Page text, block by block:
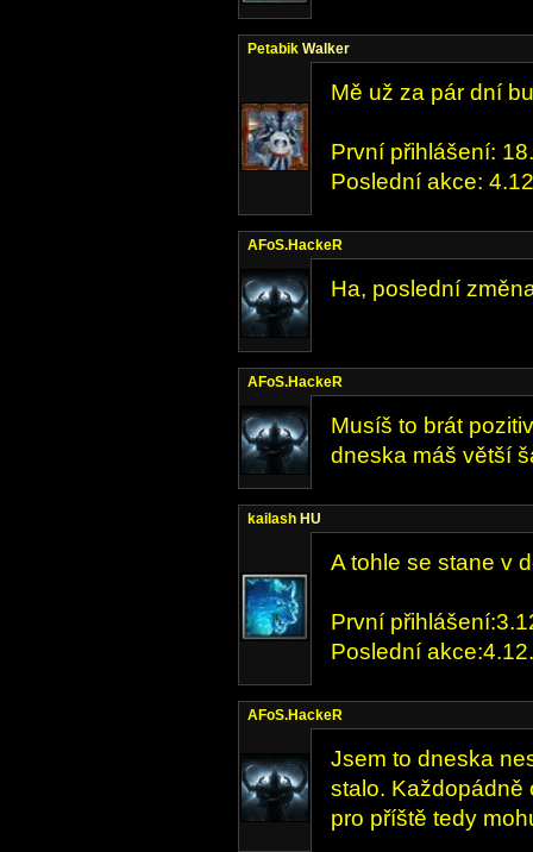
Petabik Walker
Mě už za pár dní
První přihlášení:
Poslední akce:
AFoS.HackeR
Ha, poslední
AFoS.HackeR
Musíš to brát
dneska máš větší
kailash HU
A tohle se stane v
První
Poslední
AFoS.HackeR
Jsem to dneska
stalo. Každopádně
pro příště tedy